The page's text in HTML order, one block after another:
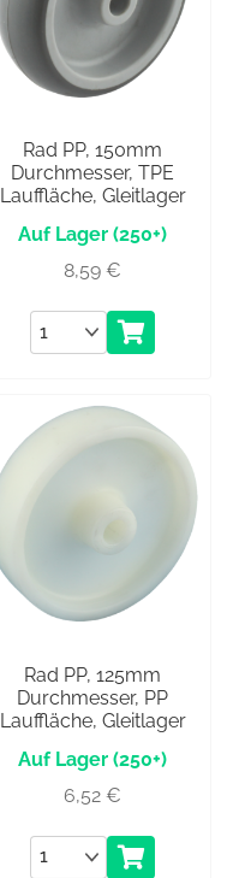
Rad PP, 150mm
Durchmesser, TPE
Lauffläche, Gleitlager
(250+)
8,59€
Anzahl
Rad PP, 125mm
Durchmesser, PP
Lauffläche, Gleitlager
(250+)
6,52€
Anzahl